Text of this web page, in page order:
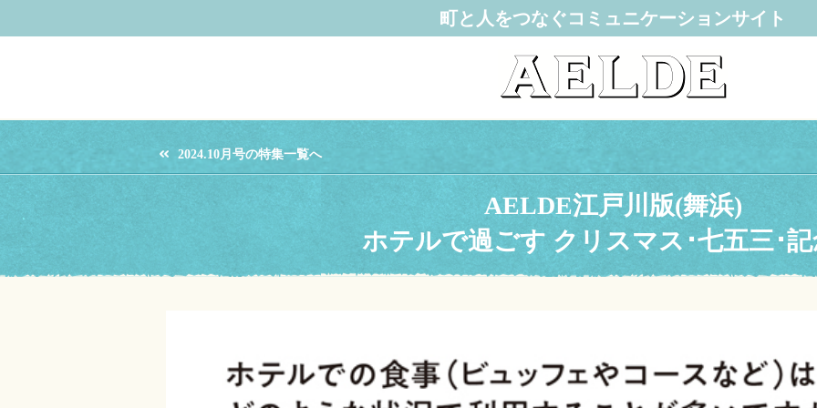
町と人をつなぐコミュニケーションサイト
2024.10月号の特集一覧へ
AELDE江戸川版(舞浜)
ホテルで過ごす クリスマス･七五三･